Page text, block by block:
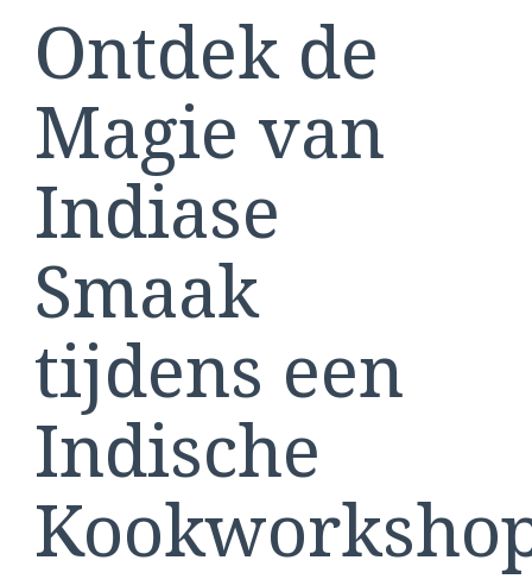
Ontdek de
Magie van
Indiase
Smaak
tijdens een
Indische